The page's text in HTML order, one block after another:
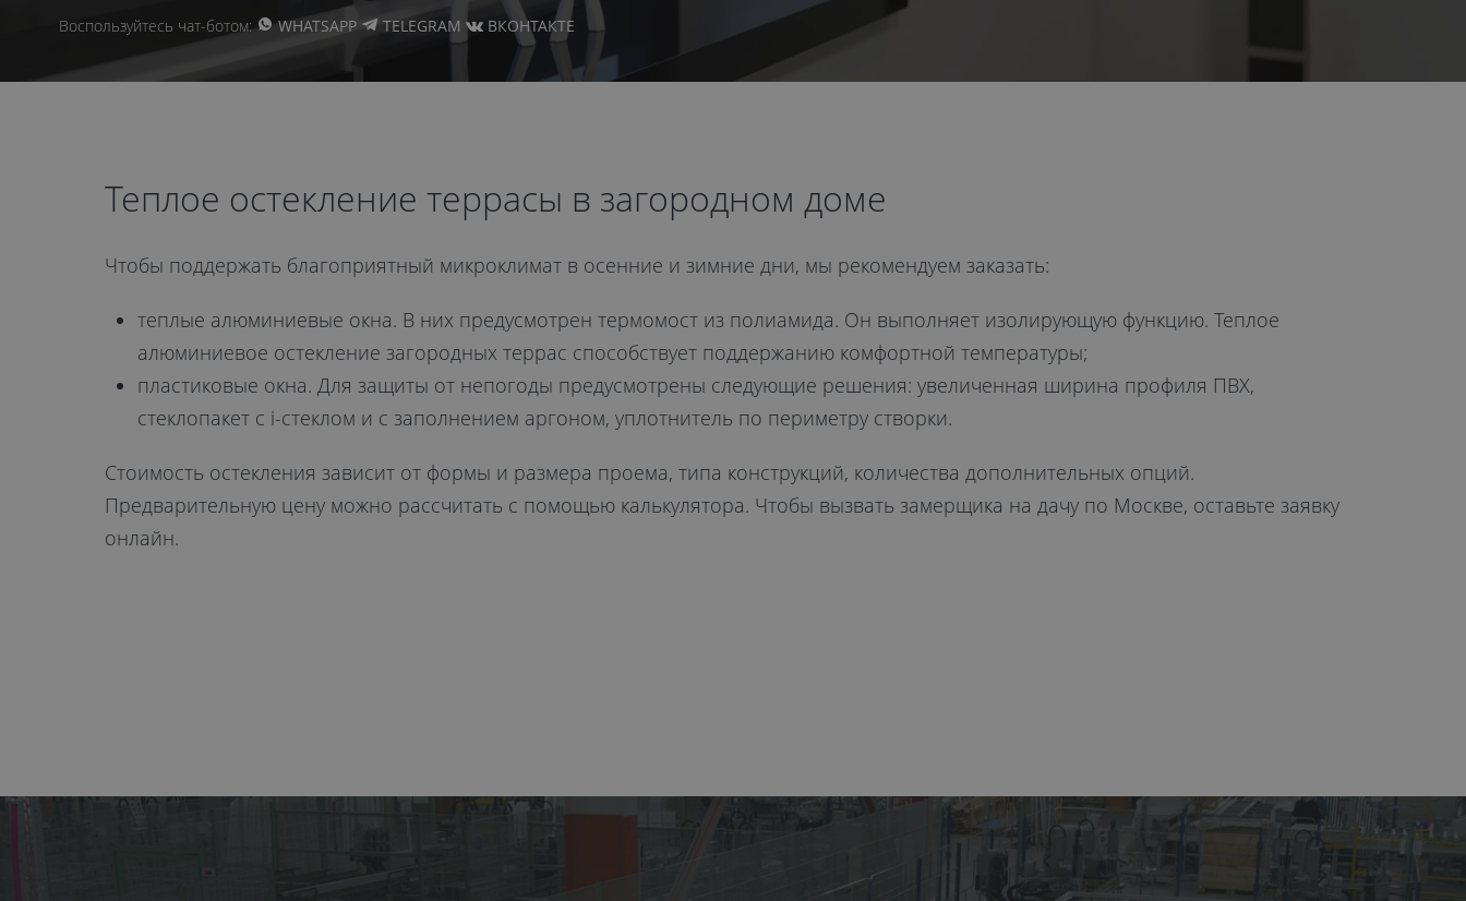
Воспользуйтесь чат-ботом: WHATSAPP TELEGRAM ВКОНТАКТЕ
Теплое остекление террасы в загородном доме
Чтобы поддержать благоприятный микроклимат в осенние и зимние дни, мы рекомендуем заказать:
теплые алюминиевые окна. В них предусмотрен термомост из полиамида. Он выполняет изолирующую функцию. Теплое
алюминиевое остекление загородных террас способствует поддержанию комфортной температуры;
пластиковые окна. Для защиты от непогоды предусмотрены следующие решения: увеличенная ширина профиля ПВХ,
стеклопакет с i-стеклом и с заполнением аргоном, уплотнитель по периметру створки.
Стоимость остекления зависит от формы и размера проема, типа конструкций, количества дополнительных опций.
Предварительную цену можно рассчитать с помощью калькулятора. Чтобы вызвать замерщика на дачу по Москве, оставьте заявку
онлайн.